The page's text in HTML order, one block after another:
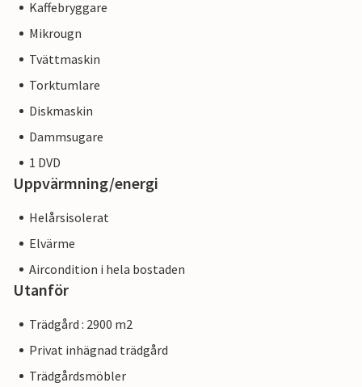
Kaffebryggare
Mikrougn
Tvättmaskin
Torktumlare
Diskmaskin
Dammsugare
1 DVD
Uppvärmning/energi
Helårsisolerat
Elvärme
Aircondition i hela bostaden
Utanför
Trädgård : 2900 m2
Privat inhägnad trädgård
Trädgårdsmöbler